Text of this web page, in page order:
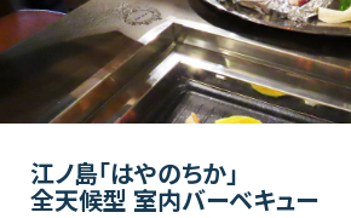
江ノ島「はやのちか」
全天候型 室内バーベキュー